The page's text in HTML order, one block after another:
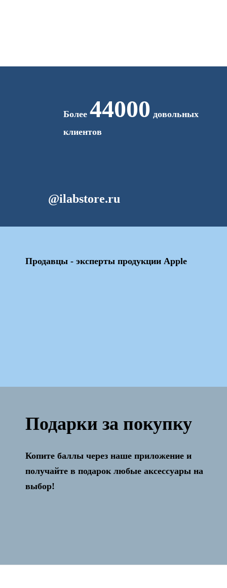
Более 44000 довольных
клиентов
@ilabstore.ru
Продавцы - эксперты продукции Apple
Активация и настройка бесплатно!
Подарки за покупку
Копите баллы через наше приложение и
получайте в подарок любые аксессуары на
выбор!